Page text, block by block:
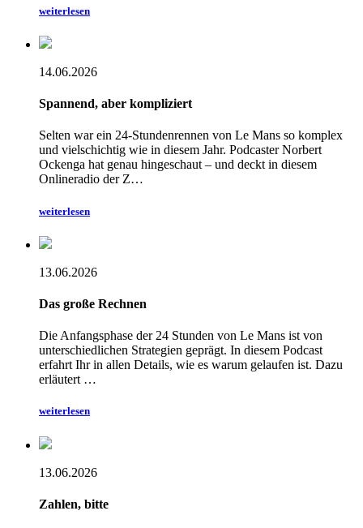
weiterlesen
14.06.2026
Spannend, aber kompliziert
Selten war ein 24-Stundenrennen von Le Mans so komplex
und vielschichtig wie in diesem Jahr. Podcaster Norbert
Ockenga hat genau hingeschaut – und deckt in diesem
Onlineradio der Z…
weiterlesen
13.06.2026
Das große Rechnen
Die Anfangsphase der 24 Stunden von Le Mans ist von
unterschiedlichen Strategien geprägt. In diesem Podcast
erfahrt Ihr in allen Details, wie es warum gelaufen ist. Dazu
erläutert …
weiterlesen
13.06.2026
Zahlen, bitte